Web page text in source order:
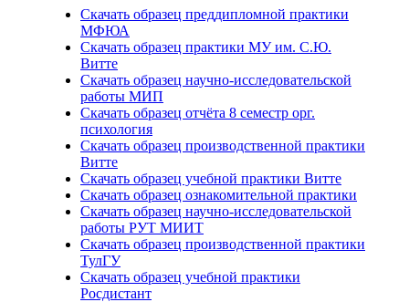
Скачать образец преддипломной практики
МФЮА
Скачать образец практики МУ им. С.Ю.
Витте
Скачать образец научно-исследовательской
работы МИП
Скачать образец отчёта 8 семестр орг.
психология
Скачать образец производственной практики
Витте
Скачать образец учебной практики Витте
Скачать образец ознакомительной практики
Скачать образец научно-исследовательской
работы РУТ МИИТ
Скачать образец производственной практики
ТулГУ
Скачать образец учебной практики
Росдистант